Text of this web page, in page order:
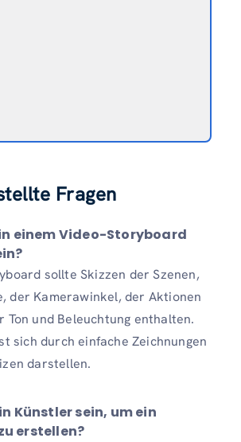
Fragen
einem Video-Storyboard
sollte Skizzen der Szenen,
der Kamerawinkel, der Aktionen
Ton und Beleuchtung enthalten.
sich durch einfache Zeichnungen
darstellen.
Künstler sein, um ein
erstellen?